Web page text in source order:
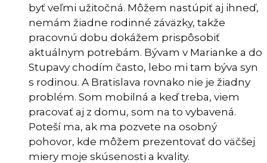
byť veľmi užitočná. Môžem nastúpiť aj ihneď,
nemám žiadne rodinné záväzky, takže
pracovnú dobu dokážem prispôsobiť
aktuálnym potrebám. Bývam v Marianke a do
Stupavy chodím často, lebo mi tam býva syn
s rodinou. A Bratislava rovnako nie je žiadny
problém. Som mobilná a keď treba, viem
pracovať aj z domu, som na to vybavená.
Poteší ma, ak ma pozvete na osobný
pohovor, kde môžem prezentovať do väčšej
miery moje skúsenosti a kvality.